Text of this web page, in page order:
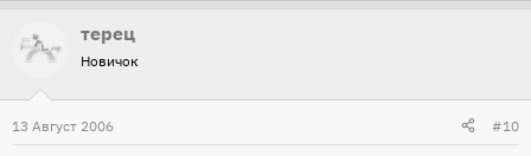
терец
Новичок
13 Август 2006 #10